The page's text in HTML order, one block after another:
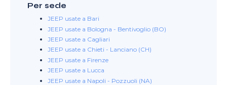
Per sede
JEEP usate a Bari
JEEP usate a Bologna - Bentivoglio (BO)
JEEP usate a Cagliari
JEEP usate a Chieti - Lanciano (CH)
JEEP usate a Firenze
JEEP usate a Lucca
JEEP usate a Napoli - Pozzuoli (NA)